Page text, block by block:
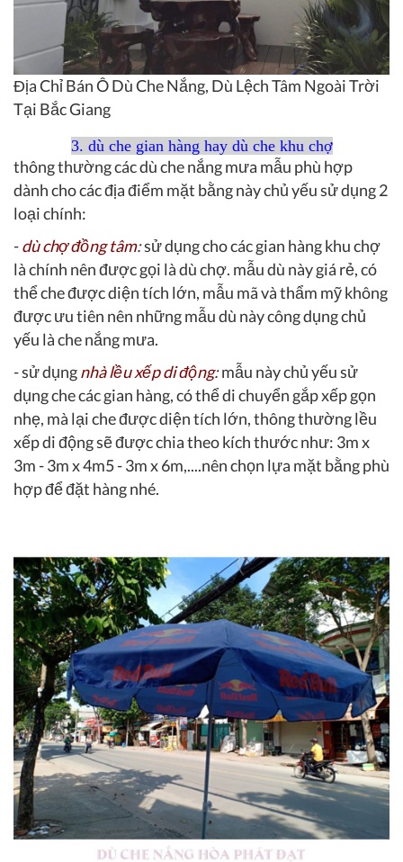
Địa Chỉ Bán Ô Dù Che Nắng, Dù Lệch Tâm Ngoài Trời
Tại Bắc Giang
3. dù che gian hàng hay dù che khu chợ
thông thường các dù che nắng mưa mẫu phù hợp
dành cho các địa điểm mặt bằng này chủ yếu sử dụng 2
loại chính:
-dù chợ đồng tâm:sử dụng cho các gian hàng khu chợ
là chính nên được gọi là dù chợ. mẫu dù này giá rẻ, có
thể che được diện tích lớn, mẫu mã và thẩm mỹ không
được ưu tiên nên những mẫu dù này công dụng chủ
yếu là che nắng mưa.
- sử dụngnhà lều xếp di động:mẫu này chủ yếu sử
dụng che các gian hàng, có thể di chuyển gắp xếp gọn
nhẹ, mà lại che được diện tích lớn, thông thường lều
xếp di động sẽ được chia theo kích thước như: 3m x
3m - 3m x 4m5 - 3m x 6m,....nên chọn lựa mặt bằng phù
hợp để đặt hàng nhé.